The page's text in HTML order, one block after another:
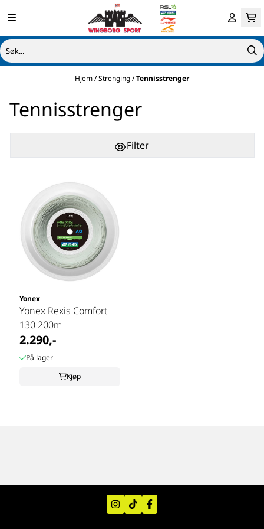
Hopp til innhold
Hjem/Strenging/Tennisstrenger
Tennisstrenger
Filter
Yonex
Yonex Rexis Comfort
130 200m
2.290,-
På lager
Kjøp